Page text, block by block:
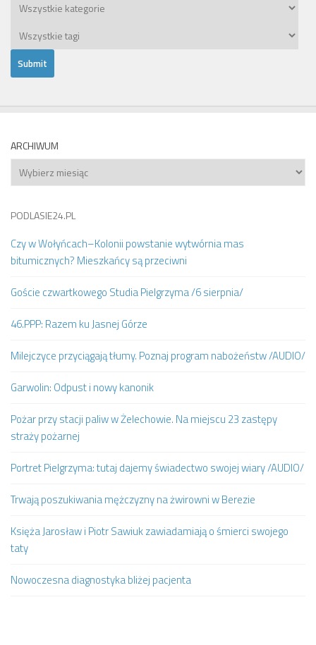
ARCHIWUM
Archiwum
PODLASIE24.PL
Czy w Wołyńcach–Kolonii powstanie wytwórnia mas
bitumicznych? Mieszkańcy są przeciwni
Goście czwartkowego Studia Pielgrzyma /6 sierpnia/
46.PPP: Razem ku Jasnej Górze
Milejczyce przyciągają tłumy. Poznaj program nabożeństw /AUDIO/
Garwolin: Odpust i nowy kanonik
Pożar przy stacji paliw w Żelechowie. Na miejscu 23 zastępy
straży pożarnej
Portret Pielgrzyma: tutaj dajemy świadectwo swojej wiary /AUDIO/
Trwają poszukiwania mężczyzny na żwirowni w Berezie
Księża Jarosław i Piotr Sawiuk zawiadamiają o śmierci swojego
taty
Nowoczesna diagnostyka bliżej pacjenta